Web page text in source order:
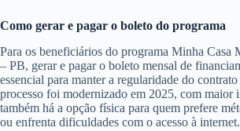
Como gerar e pagar o boleto do programa
Para os beneficiários do programa Minha Casa
– PB, gerar e pagar o boleto mensal de
essencial para manter a regularidade do
processo foi modernizado em 2025, com maior
também há a opção física para quem prefere
ou enfrenta dificuldades com o acesso à internet.